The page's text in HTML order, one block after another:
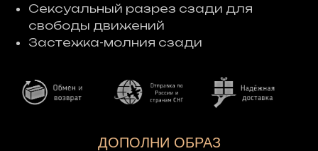
Сексуальный разрез сзади для
свободы движений
Застежка-молния сзади
ДОПОЛНИ ОБРАЗ